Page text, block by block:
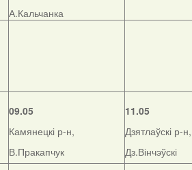
А.Кальчанка
09.05
Камянецкі р-н,
В.Пракапчук
11.05
Дзятлаўскі р-н,
Дз.Вінчэўскі